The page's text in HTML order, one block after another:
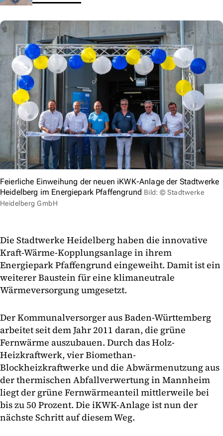
Feierliche Einweihung der neuen iKWK-Anlage der Stadtwerke
Heidelberg im Energiepark Pfaffengrund Bild: © Stadtwerke
Heidelberg GmbH
Die Stadtwerke Heidelberg haben die innovative
Kraft-Wärme-Kopplungsanlage in ihrem
Energiepark Pfaffengrund eingeweiht. Damit ist ein
weiterer Baustein für eine klimaneutrale
Wärmeversorgung umgesetzt.
Der Kommunalversorger aus Baden-Württemberg
arbeitet seit dem Jahr 2011 daran, die grüne
Fernwärme auszubauen. Durch das Holz-
Heizkraftwerk, vier Biomethan-
Blockheizkraftwerke und die Abwärmenutzung aus
der thermischen Abfallverwertung in Mannheim
liegt der grüne Fernwärmeanteil mittlerweile bei
bis zu 50 Prozent. Die iKWK-Anlage ist nun der
nächste Schritt auf diesem Weg.